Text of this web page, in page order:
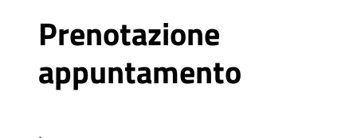
Prenotazione
appuntamento